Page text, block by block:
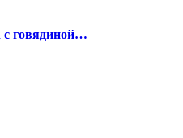
с говядиной…